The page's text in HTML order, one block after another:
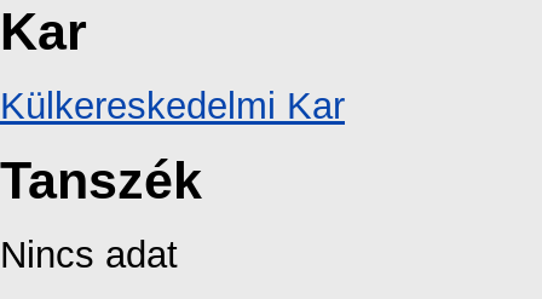
Kar
Külkereskedelmi Kar
Tanszék
Nincs adat